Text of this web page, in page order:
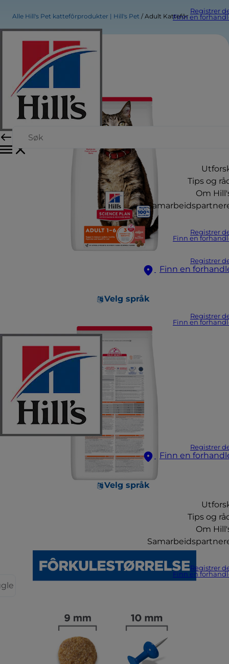
Registrer
Finn en
Tips og
Om
Registrer
Finn en
Registrer
Finn en
Velg språk
Registrer
Finn en
Registrer
Finn en
Velg språk
Tips og
Om
Registrer
Finn en
Alle Hill's Pet kattefôrprodukter | Hill's Pet Adult Kattefôr